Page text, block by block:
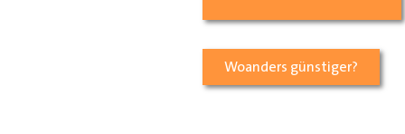
Woanders günstiger?